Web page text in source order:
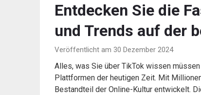
Entdecken Sie die
und Trends auf der
Veröffentlicht am 30 Dezember 2024
Alles, was Sie über TikTok wissen
Plattformen der heutigen Zeit. Mit
Bestandteil der Online-Kultur entwickelt.